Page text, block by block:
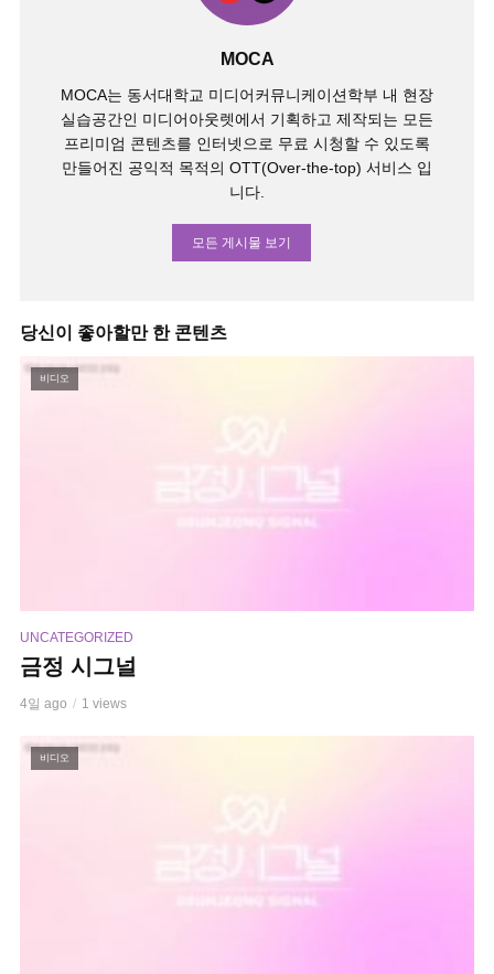
MOCA
MOCA는 동서대학교 미디어커뮤니케이션학부 내 현장
실습공간인 미디어아웃렛에서 기획하고 제작되는 모든
프리미엄 콘텐츠를 인터넷으로 무료 시청할 수 있도록
만들어진 공익적 목적의 OTT(Over-the-top) 서비스 입
니다.
모든 게시물 보기
당신이 좋아할만 한 콘텐츠
비디오
UNCATEGORIZED
금정 시그널
4일 ago 1 views
비디오